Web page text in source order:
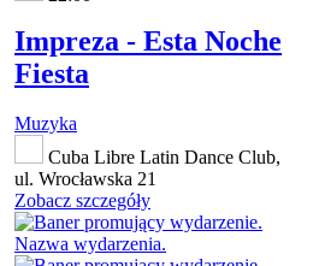
Impreza - Esta Noche
Fiesta
Muzyka
Cuba Libre Latin Dance Club,
ul. Wrocławska 21
Zobacz szczegóły